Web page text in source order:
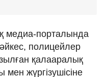
медиа-порталында
полицейлер
қалааралық
жүргізушісіне